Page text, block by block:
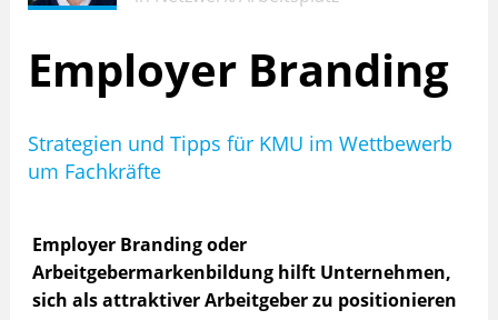
Employer Branding
Strategien und Tipps für KMU im Wettbewerb
um Fachkräfte
Employer Branding oder
Arbeitgebermarkenbildung hilft Unternehmen,
sich als attraktiver Arbeitgeber zu positionieren